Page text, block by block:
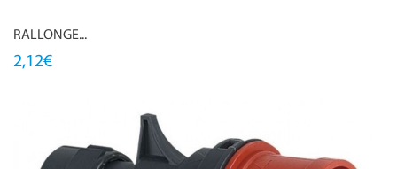
RALLONGE...
2,12€